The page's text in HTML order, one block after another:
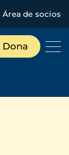
Área de socios
Dona